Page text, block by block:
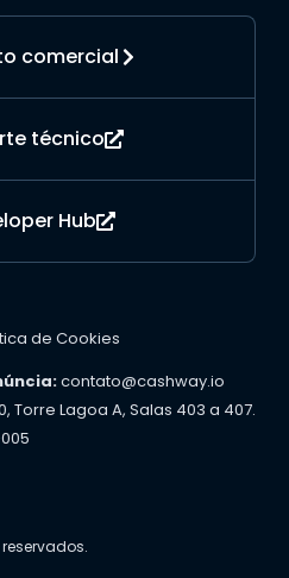
comercial
técnico
Hub
de Cookies
contato@cashway.io
Torre Lagoa A, Salas 403 a 407.